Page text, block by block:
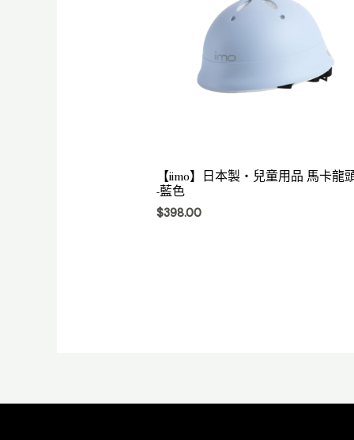
【iimo】日本製・兒童用品 馬卡龍
-藍色
$398.00